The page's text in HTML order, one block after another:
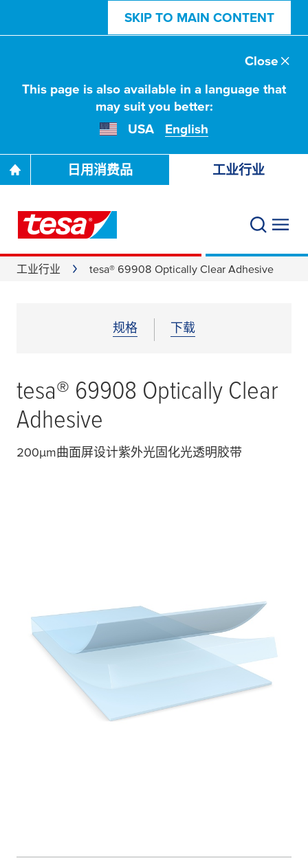
SKIP TO MAIN CONTENT
This page is also available in a language that
may suit you better:
USA
English
Close
日用消费品 工业行业
工业行业 tesa® 69908 Optically Clear Adhesive
规格 下载
tesa® 69908 Optically Clear
Adhesive
200µm曲面屏设计紫外光固化光透明胶带